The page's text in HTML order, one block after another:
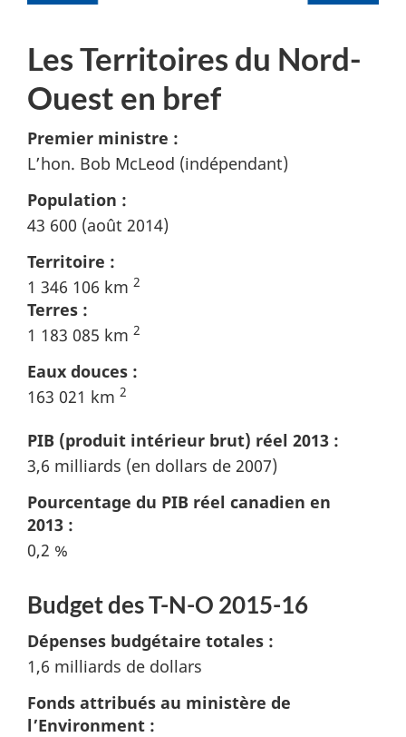
Les Territoires du Nord-
Ouest en bref
Premier ministre :
L’hon. Bob McLeod (indépendant)
Population :
43 600 (août 2014)
Territoire :
1 346 106 km 2
Terres :
1 183 085 km 2
Eaux douces :
163 021 km 2
PIB (produit intérieur brut) réel 2013 :
3,6 milliards (en dollars de 2007)
Pourcentage du PIB réel canadien en
2013 :
0,2 %
Budget des T-N-O 2015-16
Dépenses budgétaire totales :
1,6 milliards de dollars
Fonds attribués au ministère de
l’Environment :